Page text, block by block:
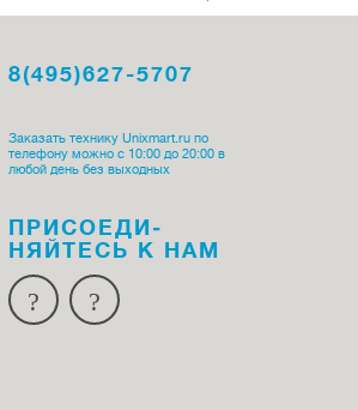
8(495)627-5707
Заказать технику Unixmart.ru по
телефону можно с 10:00 до 20:00 в
любой день без выходных
ПРИСОЕДИ­
НЯЙТЕСЬ К НАМ